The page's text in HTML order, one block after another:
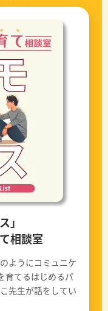
」
相談室
ようにコミュニケ
育てるはじめるパ
先生が話をしてい